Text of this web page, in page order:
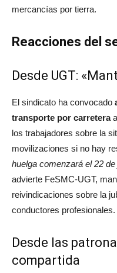
mercancías por tierra.
Reacciones del
Desde UGT:
El sindicato ha convocado
transporte por carretera
los trabajadores sobre la
movilizaciones si no hay
huelga comenzará el 22
advierte FeSMC-UGT,
reivindicaciones sobre la
conductores profesionales.
Desde las
compartida